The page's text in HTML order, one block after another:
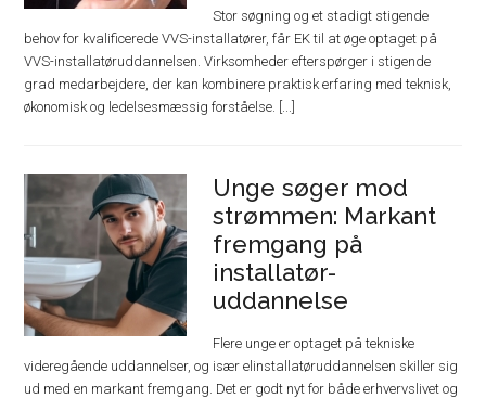
Stor søgning og et stadigt stigende
behov for kvalificerede VVS-installatører, får EK til at øge optaget på
VVS-installatøruddannelsen. Virksomheder efterspørger i stigende
grad medarbejdere, der kan kombinere praktisk erfaring med teknisk,
økonomisk og ledelsesmæssig forståelse. [...]
Unge søger mod
strømmen: Markant
fremgang på
installatør-
uddannelse
Flere unge er optaget på tekniske
videregående uddannelser, og især elinstallatøruddannelsen skiller sig
ud med en markant fremgang. Det er godt nyt for både erhvervslivet og